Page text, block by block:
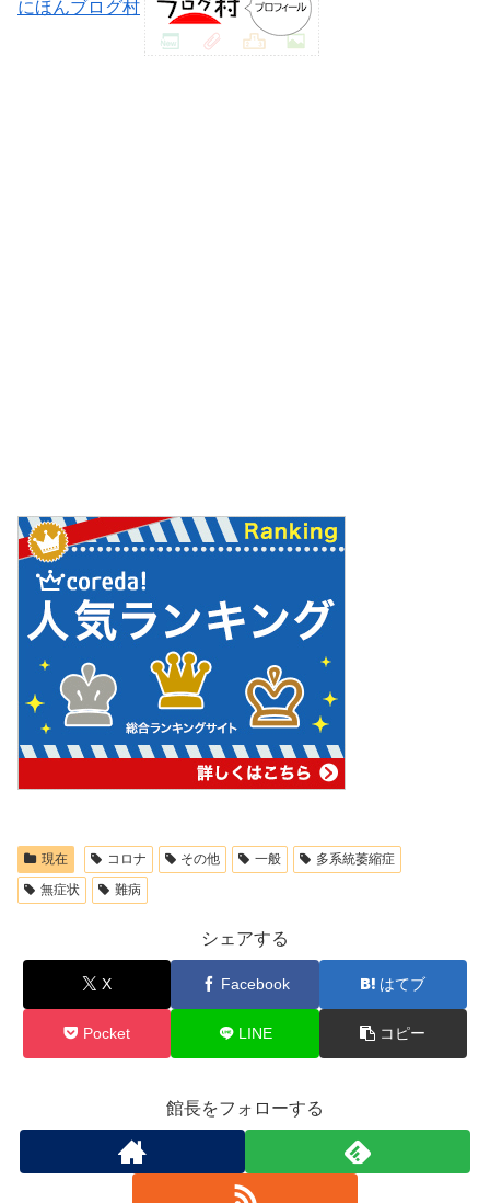
にほんブログ村
現在 コロナ その他 一般
多系統萎縮症
無症状
難病
シェアする
X Facebook はてブ
Pocket LINE コピー
館長をフォローする